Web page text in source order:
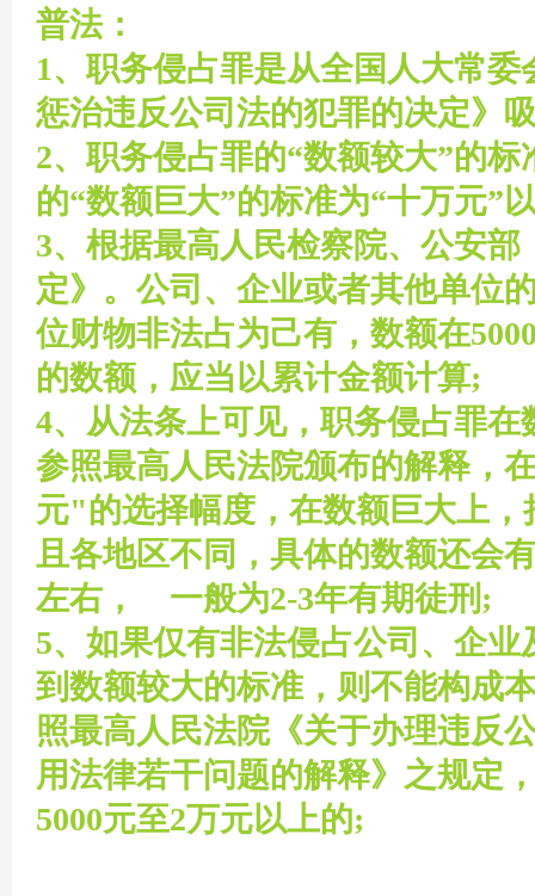
普法：
1、职务侵占罪是从全国人大常委
惩治违反公司法的犯罪的决定》
2、职务侵占罪的“数额较大”的
的“数额巨大”的标准为“十万元”
3、根据最高人民检察院、公安
定》。公司、企业或者其他单位
位财物非法占为己有，数额在
的数额，应当以累计金额计算;
4、从法条上可见，职务侵占罪
参照最高人民法院颁布的解释，
元"的选择幅度，在数额巨大上
且各地区不同，具体的数额还会
左右， 一般为2-3年有期徒刑;
5、如果仅有非法侵占公司、企
到数额较大的标准，则不能构成
照最高人民法院《关于办理违反
用法律若干问题的解释》之规定
5000元至2万元以上的;